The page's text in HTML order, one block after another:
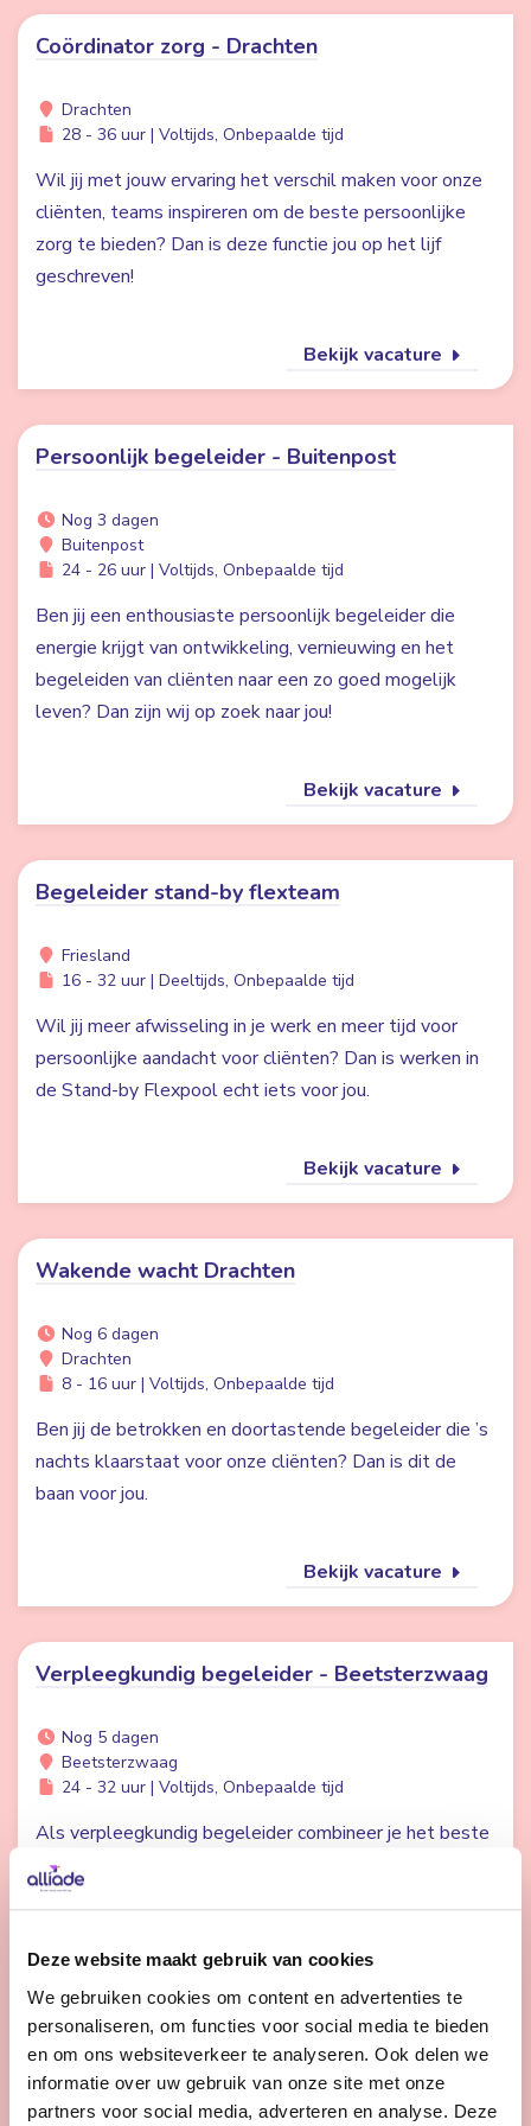
Deze website maakt gebruik van cookies
We gebruiken cookies om content en advertenties te
personaliseren, om functies voor social media te bieden
en om ons websiteverkeer te analyseren. Ook delen we
informatie over uw gebruik van onze site met onze
partners voor social media, adverteren en analyse. Deze
Coördinator zorg - Drachten
Drachten
28 - 36 uur | Voltijds, Onbepaalde tijd
Wil jij met jouw ervaring het verschil maken voor onze
cliënten, teams inspireren om de beste persoonlijke
zorg te bieden? Dan is deze functie jou op het lijf
geschreven!
Bekijk vacature
Persoonlijk begeleider - Buitenpost
Nog 3 dagen
Buitenpost
24 - 26 uur | Voltijds, Onbepaalde tijd
Ben jij een enthousiaste persoonlijk begeleider die
energie krijgt van ontwikkeling, vernieuwing en het
begeleiden van cliënten naar een zo goed mogelijk
leven? Dan zijn wij op zoek naar jou!
Bekijk vacature
Begeleider stand-by flexteam
Friesland
16 - 32 uur | Deeltijds, Onbepaalde tijd
Wil jij meer afwisseling in je werk en meer tijd voor
persoonlijke aandacht voor cliënten? Dan is werken in
de Stand-by Flexpool echt iets voor jou.
Bekijk vacature
Wakende wacht Drachten
Nog 6 dagen
Drachten
8 - 16 uur | Voltijds, Onbepaalde tijd
Ben jij de betrokken en doortastende begeleider die ’s
nachts klaarstaat voor onze cliënten? Dan is dit de
baan voor jou.
Bekijk vacature
Verpleegkundig begeleider - Beetsterzwaag
Nog 5 dagen
Beetsterzwaag
24 - 32 uur | Voltijds, Onbepaalde tijd
Als verpleegkundig begeleider combineer je het beste
van twee werelden. Met jouw verpleegkundige skills
en je oprechte aandacht voor het dagelijkse leven van
Bekijk vacature
1 2 Volgende